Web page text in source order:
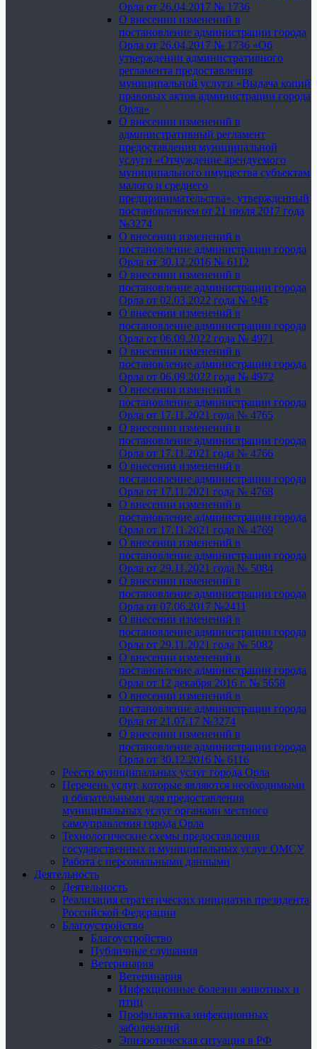
Орла от 26.04.2017 № 1736
О внесении изменений в
постановление администрации города
Орла от 26.04.2017 № 1736 «Об
утверждении административного
регламента предоставления
муниципальной услуги «Выдача копий
правовых актов администрации города
Орла»
О внесении изменений в
административный регламент
предоставления муниципальной
услуги «Отчуждение арендуемого
муниципального имущества субъектам
малого и среднего
предпринимательства», утвержденный
постановлением от 21 июля 2017 года
№3274
О внесении изменений в
постановление администрации города
Орла от 30.12.2016 № 6112
О внесении изменений в
постановление администрации города
Орла от 02.03.2022 года № 945
О внесении изменений в
постановление администрации города
Орла от 06.09.2022 года № 4971
О внесении изменений в
постановление администрации города
Орла от 06.09.2022 года № 4972
О внесении изменений в
постановление администрации города
Орла от 17.11.2021 года № 4765
О внесении изменений в
постановление администрации города
Орла от 17.11.2021 года № 4766
О внесении изменений в
постановление администрации города
Орла от 17.11.2021 года № 4768
О внесении изменений в
постановление администрации города
Орла от 17.11.2021 года № 4769
О внесении изменений в
постановление администрации города
Орла от 29.11.2021 года № 5084
О внесении изменений в
постановление администрации города
Орла от 07.06.2017 №2411
О внесении изменений в
постановление администрации города
Орла от 29.11.2021 года № 5082
О внесении изменений в
постановление администрации города
Орла от 12 декабря 2016 г. № 5658
О внесении изменений в
постановление администрации города
Орла от 21.07.17 №3274
О внесении изменений в
постановление администрации города
Орла от 30.12.2016 № 6116
Реестр муниципальных услуг города Орла
Перечень услуг, которые являются необходимыми
и обязательными для предоставления
муниципальных услуг органами местного
самоуправления города Орла
Технологические схемы предоставления
государственных и муниципальных услуг ОМСУ
Работа с персональными данными
Деятельность
Деятельность
Реализация стратегических инициатив президента
Российской Федерации
Благоустройство
Благоустройство
Публичные слушания
Ветеринария
Ветеринария
Инфекционные болезни животных и
птиц
Профилактика инфекционных
заболеваний
Эпизоотическая ситуация в РФ